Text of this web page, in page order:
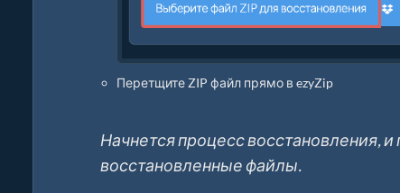
Перетщите ZIP файл прямо в ezyZip
Начнется процесс восстановления,
восстановленные файлы.